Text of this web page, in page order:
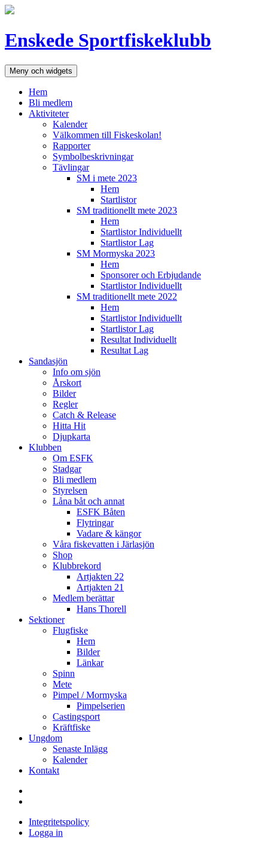
Hoppa
Enskede Sportfiskeklubb
Meny och widgets
Hem
Bli medlem
Aktiviteter
Kalender
Välkommen till Fiskeskolan!
Rapporter
Symbolbeskrivningar
Tävlingar
SM i mete 2023
Hem
Startlistor
SM traditionellt mete 2023
Hem
Startlistor Individuellt
Startlistor Lag
SM Mormyska 2023
Hem
Sponsorer och Erbjudande
Startlistor Individuellt
SM traditionellt mete 2022
Hem
Startlistor Individuellt
Startlistor Lag
Resultat Individuellt
Resultat Lag
Sandasjön
Info om sjön
Årskort
Bilder
Regler
Catch & Release
Hitta Hit
Djupkarta
Klubben
Om ESFK
Stadgar
Bli medlem
Styrelsen
Låna båt och annat
ESFK Båten
Flytringar
Vadare & kängor
Våra fiskevatten i Järlasjön
Shop
Klubbrekord
Artjakten 22
Artjakten 21
Medlem berättar
Hans Thorell
Sektioner
Flugfiske
Hem
Bilder
Länkar
Spinn
Mete
Pimpel / Mormyska
Pimpelserien
Castingsport
Kräftfiske
Ungdom
Senaste Inlägg
Kalender
Kontakt
Sandasjön
Integritetspolicy
Logga in